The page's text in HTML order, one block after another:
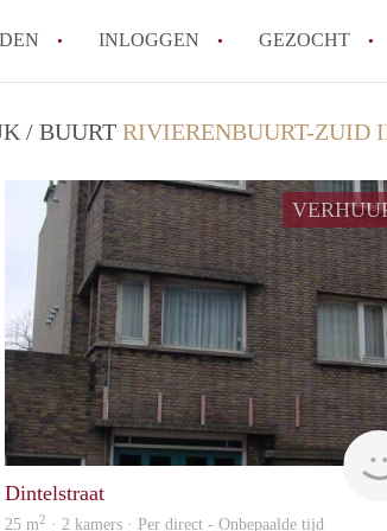
INLOGGEN GEZOCHT
Wat is Appartement-
Hoeveel kost het om te
Wat is de privacyverklaring
Berekent Appartement-
makelaarsvergoeding/
Alle veelgestelde vragen
/ BUURT RIVIERENBUURT-ZUID
Dintelstraat
25 m2 · 2 kamers · Per direct - Onbepaalde tijd